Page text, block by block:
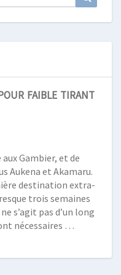
faible tirant
Gambier, et de
Aukena et Akamaru.
destination extra-
trois semaines
s’agit pas d’un long
nécessaires …